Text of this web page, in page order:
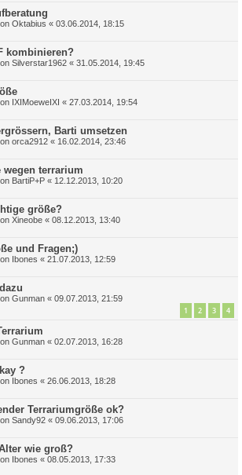
Oktabius « 03.06.2014, 18:15
kombinieren?
Silverstar1962 « 31.05.2014, 19:45
IXIMoeweIXI « 27.03.2014, 19:54
Barti umsetzen
orca2912 « 16.02.2014, 23:46
wegen terrarium
BartiP+P « 12.12.2013, 10:20
größe?
Xineobe « 08.12.2013, 13:40
und Fragen;)
Ibones « 21.07.2013, 12:59
Gunman « 09.07.2013, 21:59
1 2 3 4
Gunman « 02.07.2013, 16:28
?
Ibones « 26.06.2013, 18:28
Terrariumgröße ok?
Sandy92 « 09.06.2013, 17:06
wie groß?
Ibones « 08.05.2013, 17:33